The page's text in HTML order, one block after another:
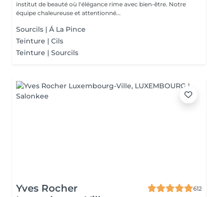
institut de beauté où l'élégance rime avec bien-être. Notre
équipe chaleureuse et attentionné...
Sourcils | Á La Pince
Teinture | Cils
Teinture | Sourcils
Yves Rocher
612